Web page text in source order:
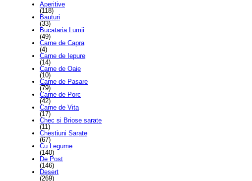
Aperitive
(118)
Bauturi
(33)
Bucataria Lumii
(49)
Carne de Capra
(4)
Carne de Iepure
(14)
Carne de Oaie
(10)
Carne de Pasare
(79)
Carne de Porc
(42)
Carne de Vita
(17)
Chec si Briose sarate
(11)
Chestiuni Sarate
(67)
Cu Legume
(140)
De Post
(146)
Desert
(269)